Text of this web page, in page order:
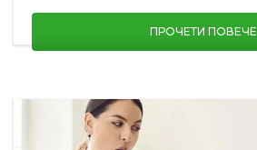
ПРОЧЕТИ ПОВЕЧЕ